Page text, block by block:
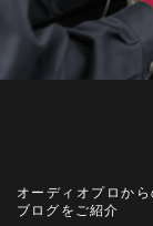
オーディオプロか
ブログをご紹介